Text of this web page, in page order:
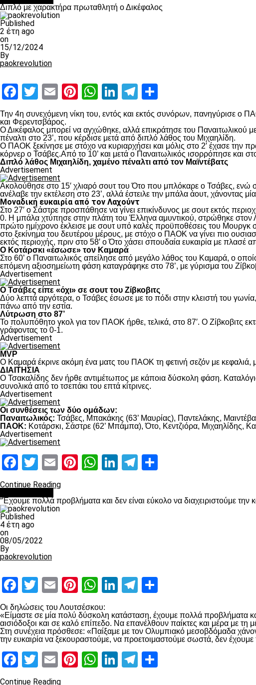
Διπλό με χαρακτήρα πρωταθλητή ο Δικέφαλος
Published
2 έτη ago
on
15/12/2024
By
paokrevolution
Facebook
Twitter
EmailPinterest
WhatsApp
LinkedIn
Telegram
Την 4η συνεχόμενη νίκη του, εντός και εκτός συνόρων, πανηγύρισε ο
και Φερεντσβάρος.
Ο Δικέφαλος μπορεί να αγχώθηκε, αλλά επικράτησε του Παναιτωλικού
πέναλτι στο 23’, που κέρδισε μετά από διπλό λάθος του Μιχαηλίδη.
Ο ΠΑΟΚ ξεκίνησε με στόχο να κυριαρχήσει και μόλις στο 2′ έχασε την
κόρνερ ο Τσάβες.Από το 10’ και μετά ο Παναιτωλικός ισορρόπησε και
Διπλό λάθος Μιχαηλίδη, χαμένο πέναλτι από τον Μαϊντέβατς
Advertisement
Ακολούθησε στο 15′ χλιαρό σουτ του Ότο που μπλόκαρε ο Τσάβες, ενώ
ανέλαβε την εκτέλεση στο 23’, αλλά έστειλε την μπάλα άουτ, χάνοντας
Μοναδική ευκαιρία από τον Λαχούντ
Στο 27′ ο Σάστρε προσπάθησε να γίνει επικίνδυνος με σουτ εκτός
0. Η μπάλα χτύπησε στην πλάτη του Έλληνα αμυντικού, στρώθηκε στον
πρώτο ημίχρονο έκλεισε με σουτ υπό καλές προϋποθέσεις του
στο ξεκίνημα του δευτέρου μέρους, με στόχο ο ΠΑΟΚ να γίνει πιο
εκτός περιοχής, πριν στο 58′ ο Ότο χάσει σπουδαία ευκαιρία με πλασέ
Ο Κοτάρσκι «έσωσε» τον Καμαρά
Στο 60’ ο Παναιτωλικός απείλησε από μεγάλο λάθος του Καμαρά, ο
επόμενη αξιοσημείωτη φάση καταγράφηκε στο 78’, με γύρισμα του
Advertisement
Ο Τσάβες είπε «όχι» σε σουτ του Ζίβκοβιτς
Δύο λεπτά αργότερα, ο Τσάβες έσωσε με το πόδι στην κλειστή του
πάνω από την εστία.
Λύτρωση στο 87’
Το πολυπόθητο γκολ για τον ΠΑΟΚ ήρθε, τελικά, στο 87′. Ο Ζίβκοβιτς
γράφοντας το 0-1.
Advertisement
MVP
Ο Καμαρά έκρινε ακόμη ένα ματς του ΠΑΟΚ τη φετινή σεζόν με κεφαλιά,
ΔΙΑΙΤΗΣΙΑ
Ο Τσακαλίδης δεν ήρθε αντιμέτωπος με κάποια δύσκολη φάση.
συνολικά από το τσεπάκι του επτά κίτρινες.
Advertisement
Οι συνθέσεις των δύο ομάδων:
Παναιτωλικός: Τσάβες, Μπακάκης (63’ Μαυρίας), Παντελάκης,
ΠΑΟΚ: Κοτάρσκι, Σάστρε (62’ Μπάμπα), Ότο, Κεντζιόρα, Μιχαηλίδης,
Advertisement
Facebook
Twitter
EmailPinterest
WhatsApp
LinkedIn
Telegram
Continue Reading
“Έχουμε πολλά προβλήματα και δεν είναι εύκολο να διαχειριστούμε την
Published
4 έτη ago
on
08/05/2022
By
paokrevolution
Facebook
Twitter
EmailPinterest
WhatsApp
LinkedIn
Telegram
Οι δηλώσεις του Λουτσέσκου:
«Είμαστε σε μία πολύ δύσκολη κατάσταση, έχουμε πολλά προβλήματα
αισιόδοξοι και σε καλό επίπεδο. Να επανέλθουν παίκτες και μέρα με
Στη συνέχεια πρόσθεσε: «Παίξαμε με τον Ολυμπιακό μεσοβδόμαδα
την ευκαιρία να ξεκουραστούμε, να προετοιμαστούμε σωστά, δεν
Facebook
Twitter
EmailPinterest
WhatsApp
LinkedIn
Telegram
Continue Reading